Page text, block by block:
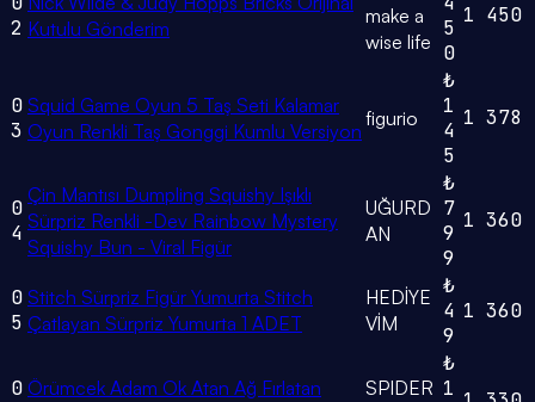
2 Kutulu Gönderim
make a
wise life
5
0
1 450
0
3
Squid Game Oyun 5 Taş Seti Kalamar
Oyun Renkli Taş Gonggi Kumlu Versiyon
figurio
₺
1
4
5
1 378
0
4
Çin Mantısı Dumpling Squishy Işıklı
Sürpriz Renkli -Dev Rainbow Mystery
Squishy Bun - Viral Figür
UĞURD
AN
₺
7
9
9
1 360
0
5
Stitch Sürpriz Figür Yumurta Stitch
Çatlayan Sürpriz Yumurta 1 ADET
HEDİYE
VİM
₺
4
9
1 360
0 Örümcek Adam Ok Atan Ağ Fırlatan
SPIDER
₺
1